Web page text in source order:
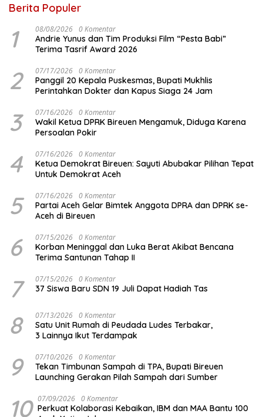
Berita Populer
1 08/08/2026 0 Komentar
Andrie Yunus dan Tim Produksi Film “Pesta Babi”
Terima Tasrif Award 2026
2 07/17/2026 0 Komentar
Panggil 20 Kepala Puskesmas, Bupati Mukhlis
Perintahkan Dokter dan Kapus Siaga 24 Jam
3 07/16/2026 0 Komentar
Wakil Ketua DPRK Bireuen Mengamuk, Diduga Karena
Persoalan Pokir
4 07/16/2026 0 Komentar
Ketua Demokrat Bireuen: Sayuti Abubakar Pilihan Tepat
Untuk Demokrat Aceh
5 07/16/2026 0 Komentar
Partai Aceh Gelar Bimtek Anggota DPRA dan DPRK se-
Aceh di Bireuen
6 07/15/2026 0 Komentar
Korban Meninggal dan Luka Berat Akibat Bencana
Terima Santunan Tahap II
7 07/15/2026 0 Komentar
37 Siswa Baru SDN 19 Juli Dapat Hadiah Tas
8 07/13/2026 0 Komentar
Satu Unit Rumah di Peudada Ludes Terbakar,
3 Lainnya Ikut Terdampak
9 07/10/2026 0 Komentar
Tekan Timbunan Sampah di TPA, Bupati Bireuen
Launching Gerakan Pilah Sampah dari Sumber
10 07/09/2026 0 Komentar
Perkuat Kolaborasi Kebaikan, IBM dan MAA Bantu 100